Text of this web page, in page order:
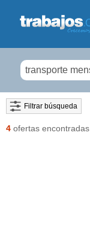
Filtrar búsqueda
4 ofertas encontradas